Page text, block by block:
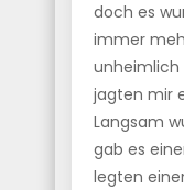
doch es
immer
unheimlich
jagten mir
Langsam
gab es
legten